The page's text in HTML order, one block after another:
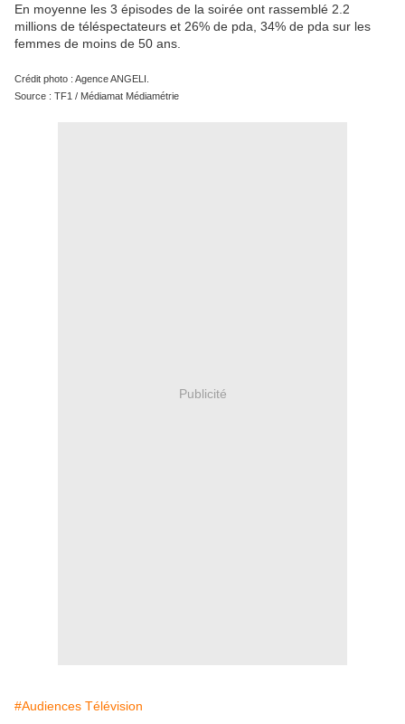
En moyenne les 3 épisodes de la soirée ont rassemblé 2.2
millions de téléspectateurs et 26% de pda, 34% de pda sur les
femmes de moins de 50 ans.
Crédit photo : Agence ANGELI.
Source : TF1 / Médiamat Médiamétrie
Publicité
#Audiences Télévision